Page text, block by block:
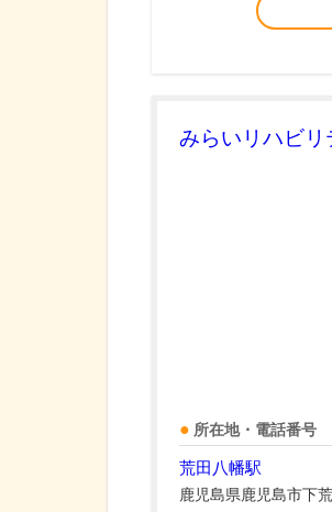
みらいリハビ
所在地・電話番号
荒田八幡駅
鹿児島県鹿児島市下